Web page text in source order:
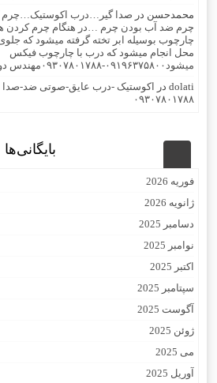
محمدحسن در صدا گیر…درب اکوستیک…چرم
چرم ضد آب بودن چرم …در هنگام چرم کردن
چارچوب بوسیله ابر تخته گرفته میشود که جلوی
محل انجام میشود که درب با چارچوب فیکس
میشود۰۹۱۹۶۳۷۵۸۰۰-۰۹۳۰۷۸۰۱۷۸۸مهندس دولتی
dolati در
۰۹۳۰۷۸۰۱۷۸۸
بایگانی‌ها
فوریه 2026
ژانویه 2026
دسامبر 2025
نوامبر 2025
اکتبر 2025
سپتامبر 2025
آگوست 2025
ژوئن 2025
می 2025
آوریل 2025